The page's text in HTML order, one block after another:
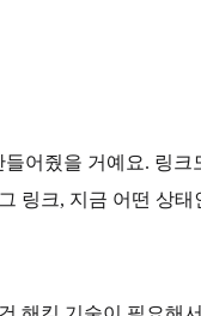
어줬을 거예요. 링크
링크, 지금 어떤 상